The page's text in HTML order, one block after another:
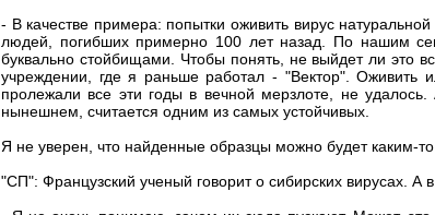
- В качестве примера: попытки оживить вирус
людей, погибших примерно 100 лет назад. По нашим
буквально стойбищами. Чтобы понять, не выйдет ли это
учреждении, где я раньше работал - "Вектор". Оживить
пролежали все эти годы в вечной мерзлоте, не
нынешнем, считается одним из самых устойчивых.
Я не уверен, что найденные образцы можно будет каким-то
"СП": Французский ученый говорит о сибирских вирусах.